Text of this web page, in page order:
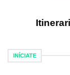
INÍCIATE